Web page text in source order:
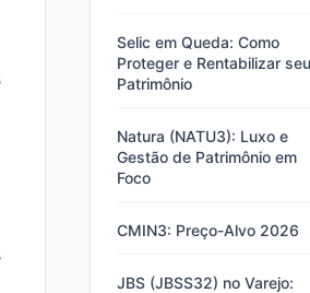
Selic em Queda: Como
Proteger e Rentabilizar seu
Patrimônio
Natura (NATU3): Luxo e
Gestão de Patrimônio em
Foco
CMIN3: Preço-Alvo 2026
JBS (JBSS32) no Varejo: